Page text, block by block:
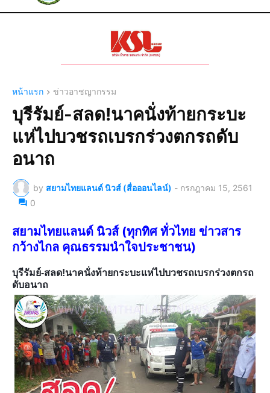
หน้าแรก ข่าวอาชญากรรม
บุรีรัมย์-สลด!นาคนั่งท้ายกระบะ
แห่ไปบวชรถเบรกร่วงตกรถดับ
อนาถ
by สยามไทยแลนด์ นิวส์ (สื่อออนไลน์) - กรกฎาคม 15, 2561
0
สยามไทยแลนด์ นิวส์ (ทุกทิศ ทั่วไทย ข่าวสาร
กว้างไกล คุณธรรมนำใจประชาชน)
บุรีรัมย์-สลด!นาคนั่งท้ายกระบะแห่ไปบวชรถเบรกร่วงตกรถ
ดับอนาถ